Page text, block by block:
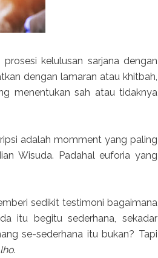
kelulusan sarjana dengan
dengan lamaran atau khitbah,
menentukan sah atau tidaknya
adalah momment yang paling
Wisuda. Padahal euforia yang
sedikit testimoni bagaimana
itu begitu sederhana, sekadar
se-sederhana itu bukan? Tapi
lho.